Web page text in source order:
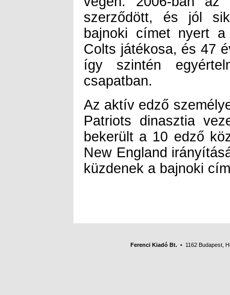
csapatban.
Az aktív edző
Patriots dinasztia
bekerült a 10 edző
New England
küzdenek a bajnoki
Ferenci Kiadó Bt. • 1162 Budapest,